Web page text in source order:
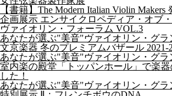
【書籍】The Modern Italian Violin Makers
企画展示 エンサイクロペディア・オブ
ヴァイオリン・フォーラム VOL.3
あなたが選ぶ"美音"ヴァイオリン・グラ
文京楽器 冬のプレミアムバザール 2021-
あなたが選ぶ"美音"ヴァイオリン・グラ
室内楽の殿堂「トッパンホール」で楽
した！
あなたが選ぶ"美音"ヴァイオリン・グラ